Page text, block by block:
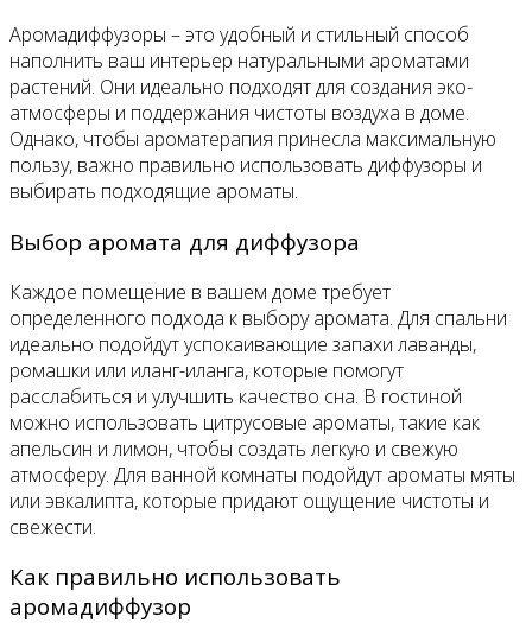
Аромадиффузоры – это удобный и стильный способ
наполнить ваш интерьер натуральными ароматами
растений. Они идеально подходят для создания эко-
атмосферы и поддержания чистоты воздуха в доме.
Однако, чтобы ароматерапия принесла максимальную
пользу, важно правильно использовать диффузоры и
выбирать подходящие ароматы.
Выбор аромата для диффузора
Каждое помещение в вашем доме требует
определенного подхода к выбору аромата. Для спальни
идеально подойдут успокаивающие запахи лаванды,
ромашки или иланг-иланга, которые помогут
расслабиться и улучшить качество сна. В гостиной
можно использовать цитрусовые ароматы, такие как
апельсин и лимон, чтобы создать легкую и свежую
атмосферу. Для ванной комнаты подойдут ароматы мяты
или эвкалипта, которые придают ощущение чистоты и
свежести.
Как правильно использовать
аромадиффузор